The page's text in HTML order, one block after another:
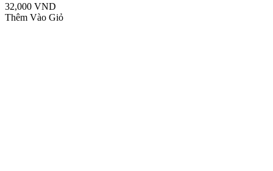
32,000 VND
Thêm Vào Giỏ